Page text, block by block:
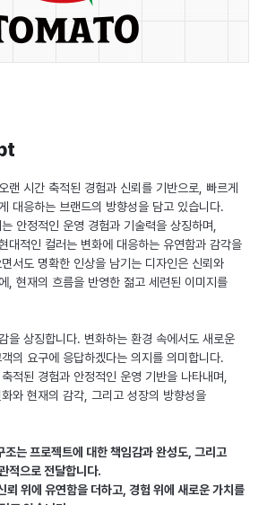
랜 시간 축적된 경험과 신뢰를 기반으로, 빠르게
대응하는 브랜드의 방향성을 담고 있습니다.
안정적인 운영 경험과 기술력을 상징하며,
대적인 컬러는 변화에 대응하는 유연함과 감각을
서도 명확한 인상을 남기는 디자인은 신뢰와
, 현재의 흐름을 반영한 젊고 세련된 이미지를
을 상징합니다. 변화하는 환경 속에서도 새로운
의 요구에 응답하겠다는 의지를 의미합니다.
적된 경험과 안정적인 운영 기반을 나타내며,
와 현재의 감각, 그리고 성장의 방향성을
조는 프로젝트에 대한 책임감과 완성도, 그리고
적으로 전달합니다.
뢰 위에 유연함을 더하고, 경험 위에 새로운 가치를